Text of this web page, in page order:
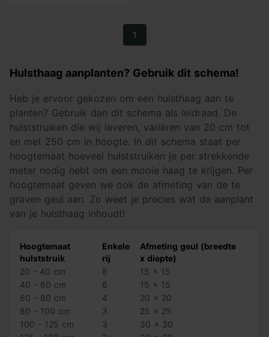
1
Hulsthaag aanplanten? Gebruik dit schema!
Heb je ervoor gekozen om een hulsthaag aan te
planten? Gebruik dan dit schema als leidraad. De
hulststruiken die wij leveren, variëren van 20 cm tot
en met 250 cm in hoogte. In dit schema staat per
hoogtemaat hoeveel hulststruiken je per strekkende
meter nodig hebt om een mooie haag te krijgen. Per
hoogtemaat geven we ook de afmeting van de te
graven geul aan. Zo weet je precies wat de aanplant
van je hulsthaag inhoudt!
Hoogtemaat
hulststruik
Enkele
rij
Afmeting geul (breedte
x diepte)
20 - 40 cm
8
15 x 15
40 - 60 cm
6
15 x 15
60 - 80 cm
4
20 x 20
80 - 100 cm
3
25 x 25
100 - 125 cm
3
30 x 30